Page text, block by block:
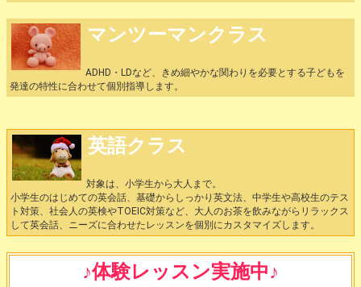
マンツーマンクラス
ADHD・LDなど、きめ細やかな関わりを必要とする子どもを
発達の特性に合わせて個別指導します。
英語クラス
対象は、小学生から大人まで。
小学生のはじめての英会話、基礎からしっかり英文法、中学生や高校生のテス
ト対策、社会人の英検やTOEIC対策など、大人のお茶を飲みながらリラックス
して英会話、ニーズに合わせたレッスンを個別にカスタマイズします。
♪体験レッスン実施中♪